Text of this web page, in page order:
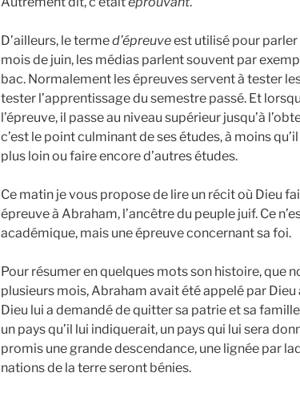
D’ailleurs, le termed’épreuveest utilisé pour parler
mois de juin, les médias parlent souvent par
bac. Normalement les épreuves servent à tester
tester l’apprentissage du semestre passé. Et
l’épreuve, il passe au niveau supérieur jusqu’à
c’est le point culminant de ses études, à moins
plus loin ou faire encore d’autres études.
Ce matin je vous propose de lire un récit où Dieu
épreuve à Abraham, l’ancêtre du peuple juif. Ce
académique, mais une épreuve concernant sa foi.
Pour résumer en quelques mots son histoire, que
plusieurs mois, Abraham avait été appelé par Dieu
Dieu lui a demandé de quitter sa patrie et sa
un pays qu’il lui indiquerait, un pays qui lui sera
promis une grande descendance, une lignée par
nations de la terre seront bénies.